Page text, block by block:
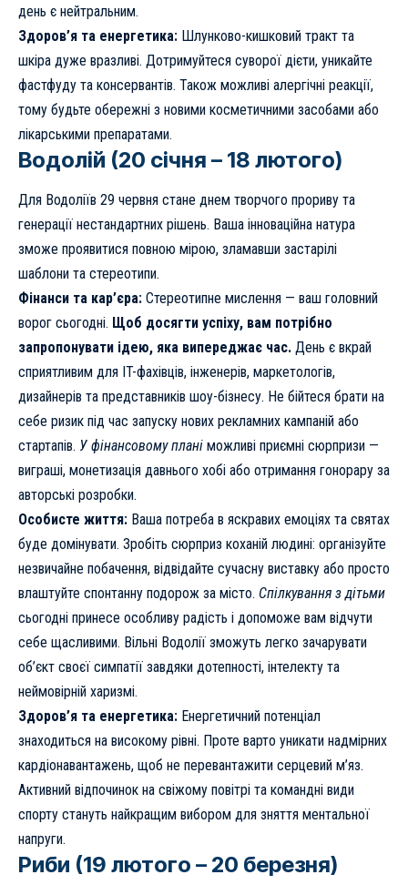
день є нейтральним.
Здоров’я та енергетика: Шлунково-кишковий тракт та
шкіра дуже вразливі. Дотримуйтеся суворої дієти, уникайте
фастфуду та консервантів. Також можливі алергічні реакції,
тому будьте обережні з новими косметичними засобами або
лікарськими препаратами.
Водолій (20 січня – 18 лютого)
Для Водоліїв 29 червня стане днем творчого прориву та
генерації нестандартних рішень. Ваша інноваційна натура
зможе проявитися повною мірою, зламавши застарілі
шаблони та стереотипи.
Фінанси та кар’єра: Стереотипне мислення — ваш головний
ворог сьогодні. Щоб досягти успіху, вам потрібно
запропонувати ідею, яка випереджає час. День є вкрай
сприятливим для IT-фахівців, інженерів, маркетологів,
дизайнерів та представників шоу-бізнесу. Не бійтеся брати на
себе ризик під час запуску нових рекламних кампаній або
стартапів. У фінансовому плані можливі приємні сюрпризи —
виграші, монетизація давнього хобі або отримання гонорару за
авторські розробки.
Особисте життя: Ваша потреба в яскравих емоціях та святах
буде домінувати. Зробіть сюрприз коханій людині: організуйте
незвичайне побачення, відвідайте сучасну виставку або просто
влаштуйте спонтанну подорож за місто. Спілкування з дітьми
сьогодні принесе особливу радість і допоможе вам відчути
себе щасливими. Вільні Водолії зможуть легко зачарувати
об’єкт своєї симпатії завдяки дотепності, інтелекту та
неймовірній харизмі.
Здоров’я та енергетика: Енергетичний потенціал
знаходиться на високому рівні. Проте варто уникати надмірних
кардіонавантажень, щоб не перевантажити серцевий м’яз.
Активний відпочинок на свіжому повітрі та командні види
спорту стануть найкращим вибором для зняття ментальної
напруги.
Риби (19 лютого – 20 березня)